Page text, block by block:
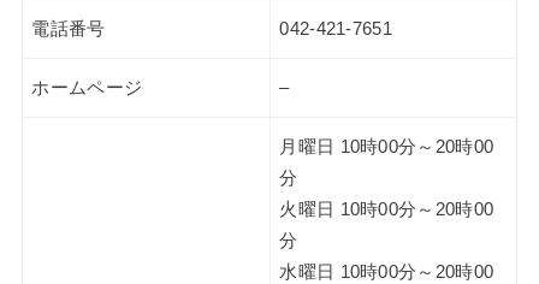
電話番号 042-421-7651
ホームページ –
月曜日 10時00分～20時00
分
火曜日 10時00分～20時00
分
水曜日 10時00分～20時00